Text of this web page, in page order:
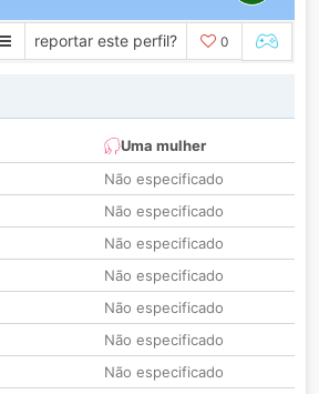
reportar este perfil? 0
Uma mulher
Não especificado
Não especificado
Não especificado
Não especificado
Não especificado
Não especificado
Não especificado